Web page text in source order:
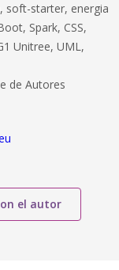
soft-starter, energia
Spark, CSS,
Unitree, UML,
de Autores
el autor